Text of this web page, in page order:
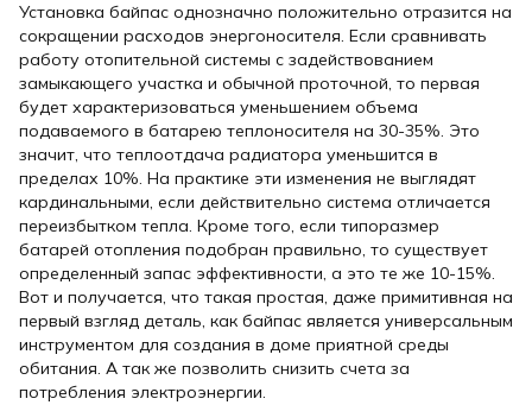
Установка байпас однозначно положительно отразится на
сокращении расходов энергоносителя. Если сравнивать
работу отопительной системы с задействованием
замыкающего участка и обычной проточной, то первая
будет характеризоваться уменьшением объема
подаваемого в батарею теплоносителя на 30-35%. Это
значит, что теплоотдача радиатора уменьшится в
пределах 10%. На практике эти изменения не выглядят
кардинальными, если действительно система отличается
переизбытком тепла. Кроме того, если типоразмер
батарей отопления подобран правильно, то существует
определенный запас эффективности, а это те же 10-15%.
Вот и получается, что такая простая, даже примитивная на
первый взгляд деталь, как байпас является универсальным
инструментом для создания в доме приятной среды
обитания. А так же позволить снизить счета за
потребления электроэнергии.